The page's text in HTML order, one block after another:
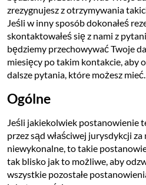
zrezygnujesz z otrzymywania
Jeśli w inny sposób dokonałeś
skontaktowałeś się z nami z
będziemy przechowywać Twoje
miesięcy po takim kontakcie, aby
dalsze pytania, które możesz mieć.
Ogólne
Jeśli jakiekolwiek postanowienie
przez sąd właściwej jurysdykcji
niewykonalne, to takie
tak blisko jak to możliwe, aby
wszystkie pozostałe